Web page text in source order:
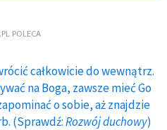
POLECA
całkowicie do wewnątrz.
na Boga, zawsze mieć Go
o sobie, aż znajdzie
(Sprawdź:Rozwój duchowy)